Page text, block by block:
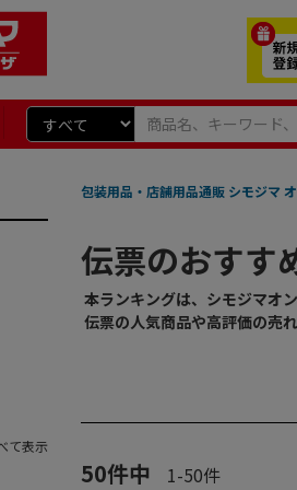
包装用品・店舗用品通販 シモジマ
伝票のおすす
本ランキングは、シモジマオ
伝票の人気商品や高評価の売
50件中 1-50件